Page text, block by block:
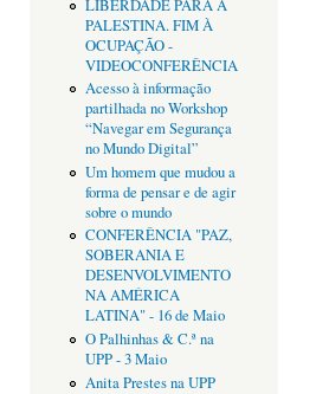
LIBERDADE PARA A
PALESTINA. FIM À
OCUPAÇÃO -
VIDEOCONFERÊNCIA
Acesso à informação
partilhada no Workshop
“Navegar em Segurança
no Mundo Digital”
Um homem que mudou a
forma de pensar e de agir
sobre o mundo
CONFERÊNCIA "PAZ,
SOBERANIA E
DESENVOLVIMENTO
NA AMÉRICA
LATINA" - 16 de Maio
O Palhinhas & C.ª na
UPP - 3 Maio
Anita Prestes na UPP